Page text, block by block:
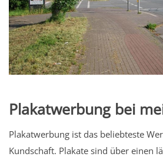
Plakatwerbung bei
Plakatwerbung ist das beliebteste
Kundschaft. Plakate sind über einen